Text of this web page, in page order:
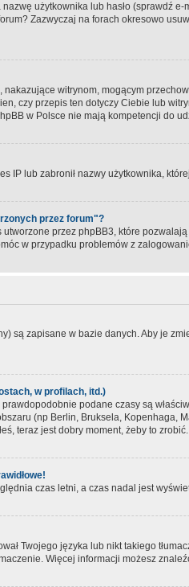
użytkownika lub hasło (sprawdź
Zazwyczaj na forach okresowo
witrynom, mogącym
czy przepis ten dotyczy Ciebie lub
w Polsce nie mają kompetencji do
IP lub zabronił nazwy użytkownika,
przez forum"?
przez phpBB3, które
w przypadku problemów z
są zapisane w bazie danych. Aby je
w profilach, itd.)
podane czasy są
(np Berlin, Bruksela, Kopenhaga,
teraz jest dobry moment, żeby to zrobić.
czas letni, a czas nadal jest
Twojego języka lub nikt takiego
Więcej informacji możesz